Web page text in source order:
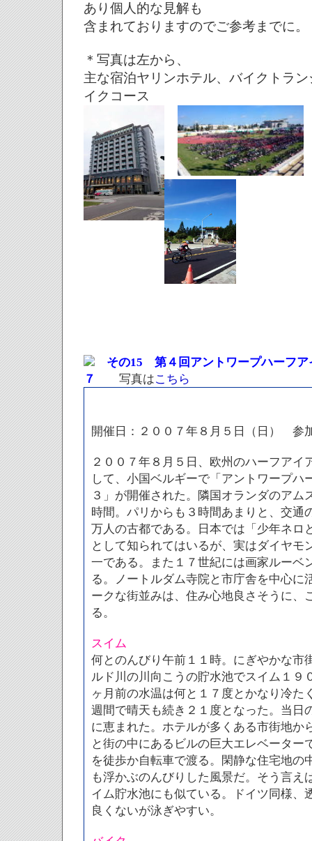
あり個人的な見解も
含まれておりますのでご参考までに。
＊写真は左から、
主な宿泊ヤリンホテル、バイクトラ
イクコース
その15 第４回アントワープハーフア
７
写真はこちら
開催日：２００７年８月５日（日） 参
２００７年８月５日、欧州のハーフアイ
して、小国ベルギーで「アントワープハ
３」が開催された。隣国オランダのアム
時間。パリからも３時間あまりと、交通
万人の古都である。日本では「少年ネロ
として知られてはいるが、実はダイヤモ
一である。また１７世紀には画家ルーベ
る。ノートルダム寺院と市庁舎を中心に
ークな街並みは、住み心地良さそうに、
る。
スイム
何とのんびり午前１１時。にぎやかな市
ルド川の川向こうの貯水池でスイム１９
ヶ月前の水温は何と１７度とかなり冷た
週間で晴天も続き２１度となった。当日
に恵まれた。ホテルが多くある市街地か
と街の中にあるビルの巨大エレベーター
を徒歩か自転車で渡る。閑静な住宅地の
も浮かぶのんびりした風景だ。そう言え
イム貯水池にも似ている。ドイツ同様、
良くないが泳ぎやすい。